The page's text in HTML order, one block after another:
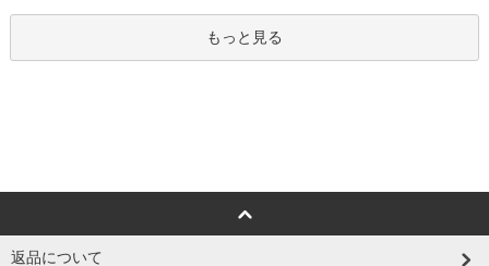
もっと見る
返品について